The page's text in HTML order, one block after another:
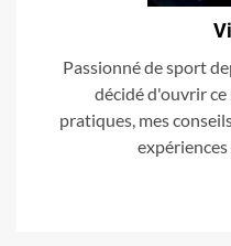
Passionné de sport
décidé d'ouvrir
pratiques, mes